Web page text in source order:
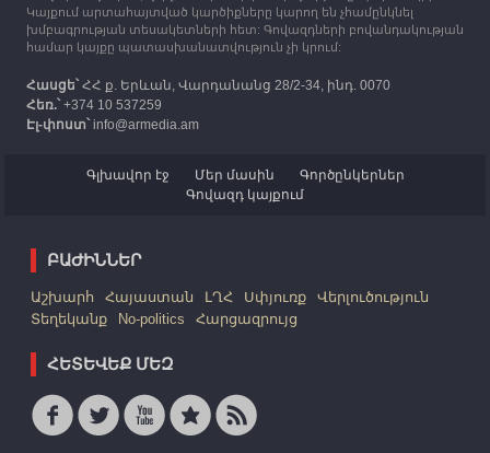
Կայքում արտահայտված կարծիքները կարող են չհամընկնել
խմբագրության տեսակետների հետ: Գովազդների բովանդակության
համար կայքը պատասխանատվություն չի կրում:
Հասցե՝ՀՀ ք. Երևան, Վարդանանց 28/2-34, ինդ. 0070
Հեռ.՝+374 10 537259
Էլ-փոստ՝info@armedia.am
Գլխավոր էջ Մեր մասին
Գործընկերներ
Գովազդ կայքում
ԲԱԺԻՆՆԵՐ
Աշխարհ Հայաստան ԼՂՀ Սփյուռք
Վերլուծություն
Տեղեկանք
No-politics Հարցազրույց
ՀԵՏԵՎԵՔ ՄԵԶ